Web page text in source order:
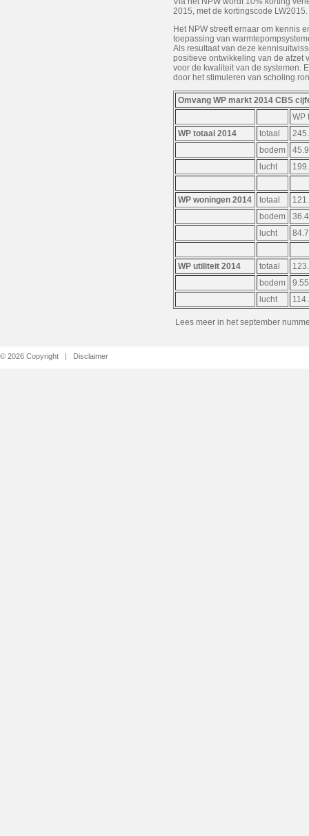
2015, met de kortingscode LW2015.
Het NPW streeft ernaar om kennis
toepassing van
Als resultaat van deze
positieve ontwikkeling van de afzet
voor de kwaliteit van de systemen.
door het stimuleren van scholing
Omvang WP markt 2014 CBS
WP
WP totaal 2014
totaal
bodem
lucht
WP woningen 2014 totaal
bodem
lucht
WP utiliteit 2014 totaal
bodem
lucht
Lees meer in het september
© 2026 Copyright | Disclaimer